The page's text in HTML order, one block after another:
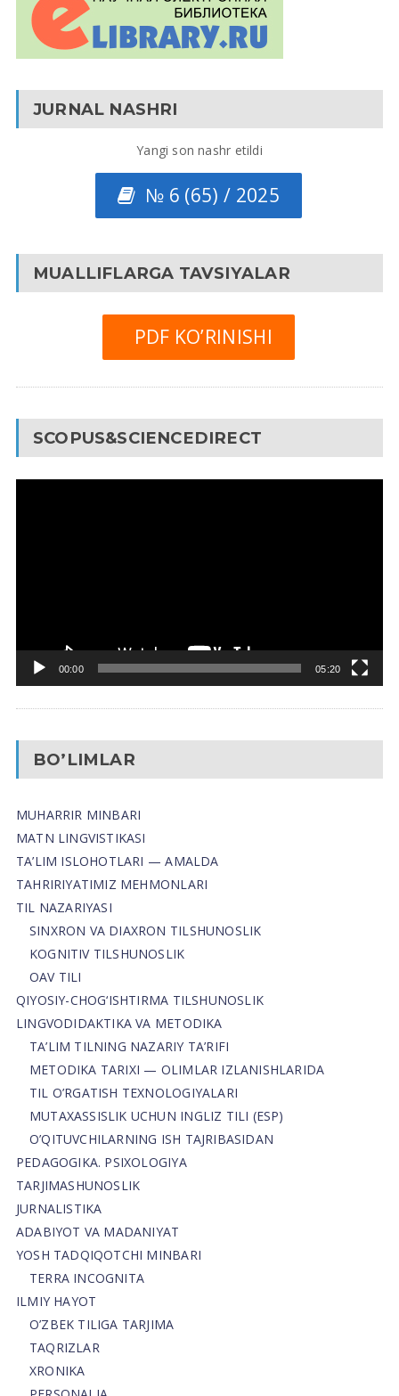
JURNAL NASHRI
Yangi son nashr etildi
№ 6 (65) / 2025
MUALLIFLARGA TAVSIYALAR
PDF KO’RINISHI
SCOPUS&SCIENCEDIRECT
00:00 05:20
BO’LIMLAR
MUHARRIR MINBARI
MATN LINGVISTIKASI
TA’LIM ISLOHOTLARI — AMALDA
TAHRIRIYATIMIZ MEHMONLARI
TIL NAZARIYASI
SINXRON VA DIAXRON TILSHUNOSLIK
KOGNITIV TILSHUNOSLIK
OAV TILI
QIYOSIY-CHOG‘ISHTIRMA TILSHUNOSLIK
LINGVODIDAKTIKA VA METODIKA
TA’LIM TILNING NAZARIY TA’RIFI
METODIKA TARIXI — OLIMLAR IZLANISHLARIDA
TIL O’RGATISH TEXNOLOGIYALARI
MUTAXASSISLIK UCHUN INGLIZ TILI (ESP)
O’QITUVCHILARNING ISH TAJRIBASIDAN
PEDAGOGIKA. PSIXOLOGIYA
TARJIMASHUNOSLIK
JURNALISTIKA
ADABIYOT VA MADANIYAT
YOSH TADQIQOTCHI MINBARI
TERRA INCOGNITA
ILMIY HAYOT
O’ZBEK TILIGA TARJIMA
TAQRIZLAR
XRONIKA